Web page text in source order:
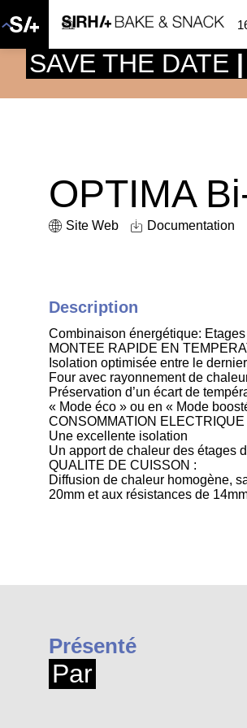
OPTIMA
Site Web Documentation
Description
Combinaison énergétique:
MONTEE RAPIDE EN
Isolation optimisée entre le
Four avec rayonnement de
Préservation d’un écart de
« Mode éco » ou en « Mode
CONSOMMATION
Une excellente isolation
Un apport de chaleur des étages
QUALITE DE CUISSON :
Diffusion de chaleur homogène,
20mm et aux résistances de
Présenté
Par
SAVE THE DATE